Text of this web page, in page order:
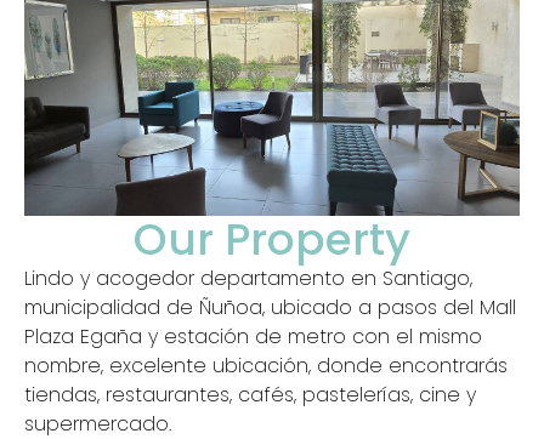
Our Property
Lindo y acogedor departamento en Santiago,
municipalidad de Ñuñoa, ubicado a pasos del Mall
Plaza Egaña y estación de metro con el mismo
nombre, excelente ubicación, donde encontrarás
tiendas, restaurantes, cafés, pastelerías, cine y
supermercado.